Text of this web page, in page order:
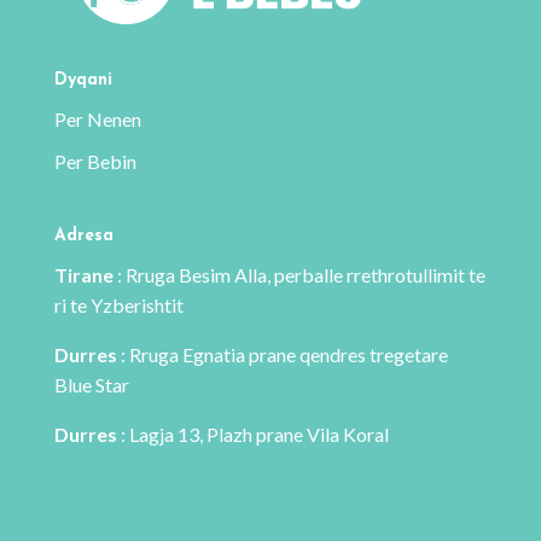
Dyqani
Per Nenen
Per Bebin
Adresa
Tirane : Rruga Besim Alla, perballe rrethrotullimit te
ri te Yzberishtit
Durres : Rruga Egnatia prane qendres tregetare
Blue Star
Durres : Lagja 13, Plazh prane Vila Koral